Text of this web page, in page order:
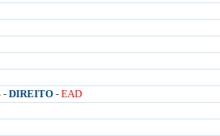
- DIREITO- EAD